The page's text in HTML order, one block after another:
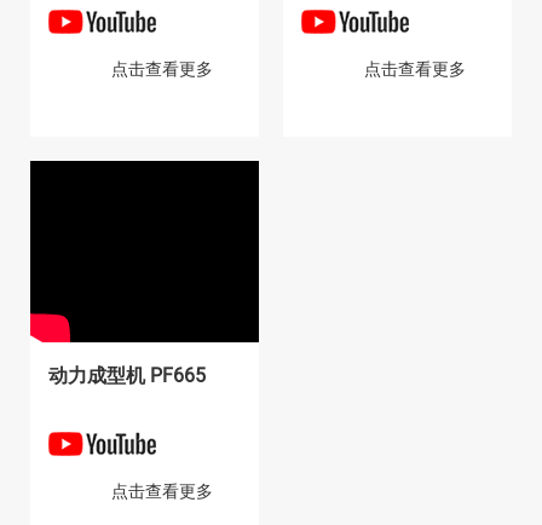
点击查看更多 点击查看更多
动力成型机 PF665
点击查看更多